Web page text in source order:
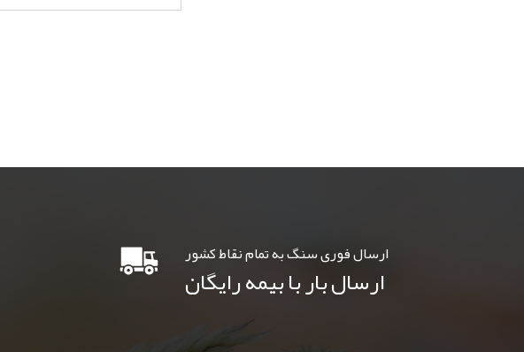
ارسال فوری سنگ به تمام نقاط کشور
ارسال بار با بیمه رایگان